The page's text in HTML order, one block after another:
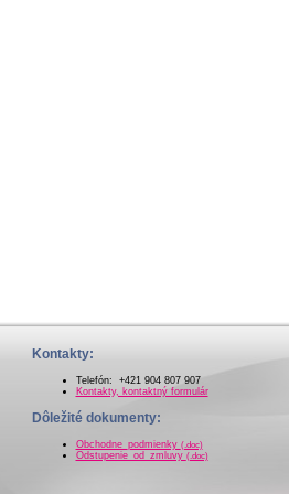
Kontakty:
Telefón: +421 904 807 907
Kontakty, kontaktný formulár
Dôležité dokumenty:
Obchodne_podmienky (.doc)
Odstupenie_od_zmluvy (.doc)